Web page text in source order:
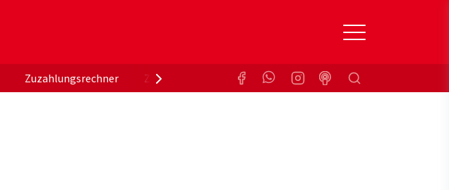
Zuzahlungsrechner Zuzahlungsbefreiung KrankenkasseSuchen